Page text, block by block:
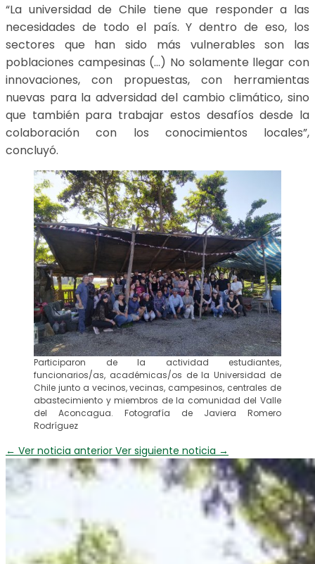
“La universidad de Chile tiene que responder a las
necesidades de todo el país. Y dentro de eso, los
sectores que han sido más vulnerables son las
poblaciones campesinas (…) No solamente llegar con
innovaciones, con propuestas, con herramientas
nuevas para la adversidad del cambio climático, sino
que también para trabajar estos desafíos desde la
colaboración con los conocimientos locales”,
concluyó.
Participaron de la actividad estudiantes,
funcionarios/as, académicas/os de la Universidad de
Chile junto a vecinos, vecinas, campesinos, centrales de
abastecimiento y miembros de la comunidad del Valle
del Aconcagua. Fotografía de Javiera Romero
Rodríguez
← Ver noticia anterior Ver siguiente noticia →